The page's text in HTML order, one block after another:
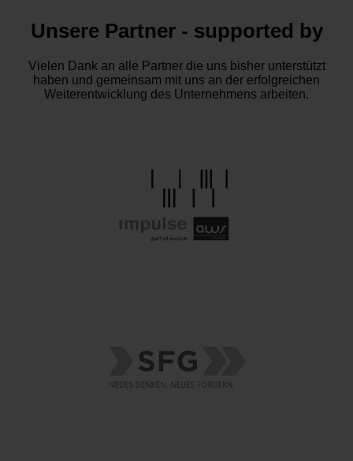
Unsere Partner - supported by
Vielen Dank an alle Partner die uns bisher unterstützt
haben und gemeinsam mit uns an der erfolgreichen
Weiterentwicklung des Unternehmens arbeiten.